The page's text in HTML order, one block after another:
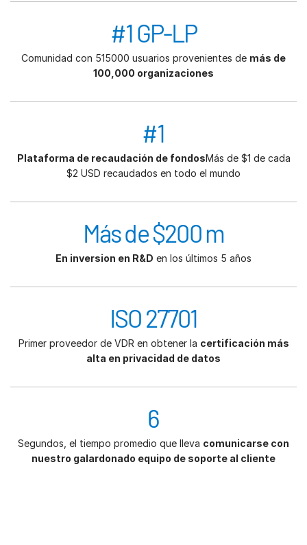
#1 GP-LP
Comunidad con 515000 usuarios provenientes de más de
100,000 organizaciones
#1
Plataforma de recaudación de fondosMás de $1 de cada
$2 USD recaudados en todo el mundo
Más de $200 m
En inversion en R&D en los últimos 5 años
ISO 27701
Primer proveedor de VDR en obtener la certificación más
alta en privacidad de datos
6
Segundos, el tiempo promedio que lleva comunicarse con
nuestro galardonado equipo de soporte al cliente